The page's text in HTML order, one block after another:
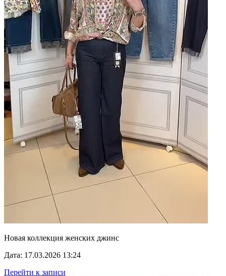
Новая коллекция женских джинс
Дата: 17.03.2026 13:24
Перейти к записи